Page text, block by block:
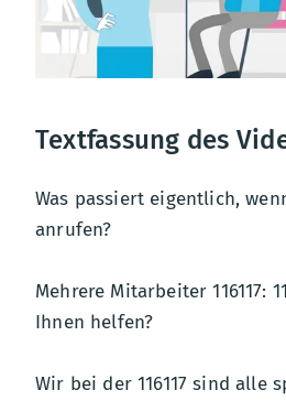
Textfassung des
Was passiert eigentlich,
anrufen?
Mehrere Mitarbeiter 116117:
Ihnen helfen?
Wir bei der 116117 sind alle